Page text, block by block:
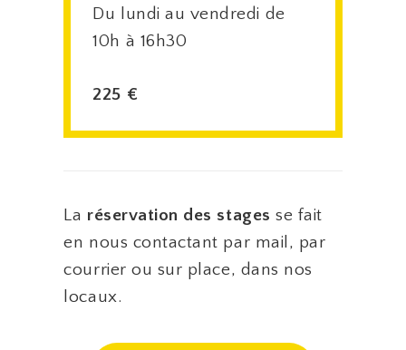
Du lundi au vendredi de
10h à 16h30
225 €
La réservation des stages se fait
en nous contactant par mail, par
courrier ou sur place, dans nos
locaux.